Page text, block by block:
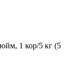
1 кор/5 кг (5